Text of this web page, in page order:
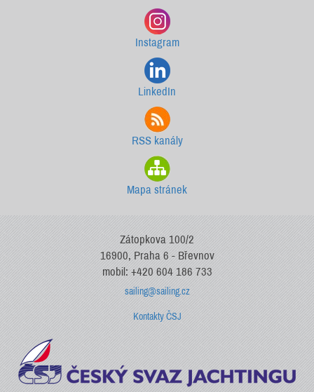
Instagram
LinkedIn
RSS kanály
Mapa stránek
Zátopkova 100/2
16900, Praha 6 - Břevnov
mobil: +420 604 186 733
sailing@sailing.cz
Kontakty ČSJ